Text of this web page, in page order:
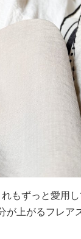
れもずっと愛用
が上がるフレア